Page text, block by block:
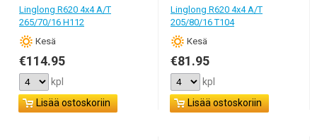
Linglong R620 4x4 A/T
265/70/16 H112
Кesä
€114.95
kpl
Lisää ostoskoriin
Linglong R620 4x4 A/T
205/80/16 T104
Кesä
€81.95
kpl
Lisää ostoskoriin